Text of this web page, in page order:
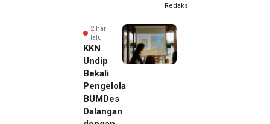
Redaksi
2 hari
lalu
KKN
Undip
Bekali
Pengelola
BUMDes
Dalangan